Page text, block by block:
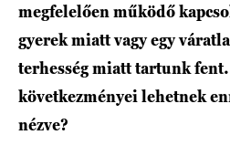
megfelelően működő
gyerek miatt vagy egy
terhesség miatt tartunk
következményei lehetnek
nézve?